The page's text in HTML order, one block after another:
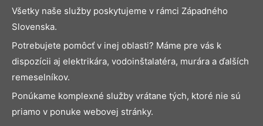
Všetky naše služby poskytujeme v rámci Západného
Slovenska.
Potrebujete pomôcť v inej oblasti? Máme pre vás k
dispozícii aj elektrikára, vodoinštalatéra, murára a ďalších
remeselníkov.
Ponúkame komplexné služby vrátane tých, ktoré nie sú
priamo v ponuke webovej stránky.